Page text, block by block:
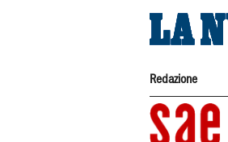
Redazione